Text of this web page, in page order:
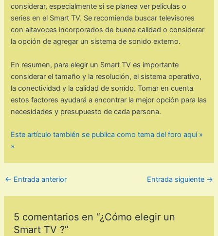
considerar, especialmente si se planea ver películas o
series en el Smart TV. Se recomienda buscar televisores
con altavoces incorporados de buena calidad o considerar
la opción de agregar un sistema de sonido externo.
En resumen, para elegir un Smart TV es importante
considerar el tamaño y la resolución, el sistema operativo,
la conectividad y la calidad de sonido. Tomar en cuenta
estos factores ayudará a encontrar la mejor opción para las
necesidades y presupuesto de cada persona.
Este artículo también se publica como tema del foro aquí »
»
← Entrada anterior Entrada siguiente →
5 comentarios en “¿Cómo elegir un
Smart TV ?”